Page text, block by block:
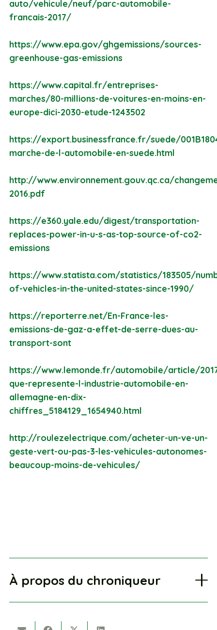
auto/vehicule/neuf/parc-automobile-
francais-2017/
https://www.epa.gov/ghgemissions/sources-
greenhouse-gas-emissions
https://www.capital.fr/entreprises-
marches/80-millions-de-voitures-en-moins-en-
europe-dici-2030-etude-1243502
https://export.businessfrance.fr/suede/
marche-de-l-automobile-en-suede.html
http://www.environnement.gouv.qc.ca/
2016.pdf
https://e360.yale.edu/digest/transportation-
replaces-power-in-u-s-as-top-source-of-co2-
emissions
https://www.statista.com/statistics/183505/
of-vehicles-in-the-united-states-since-1990/
https://reporterre.net/En-France-les-
emissions-de-gaz-a-effet-de-serre-dues-au-
transport-sont
https://www.lemonde.fr/automobile/article/
que-represente-l-industrie-automobile-en-
allemagne-en-dix-
chiffres_5184129_1654940.html
http://roulezelectrique.com/acheter-un-ve-un-
geste-vert-ou-pas-3-les-vehicules-autonomes-
beaucoup-moins-de-vehicules/
À propos du chroniqueur